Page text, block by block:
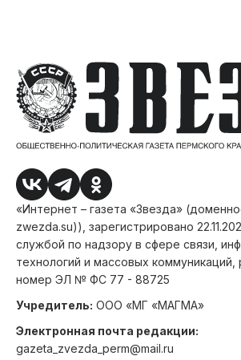
«Интернет – газета «Звезда»
zwezda.su)), зарегистрировано
службой по надзору в сфере связи,
технологий и массовых коммуникаций,
номер ЭЛ № ФС 77 - 88725
Учредитель: ООО «МГ «МАГМА»
Электронная почта редакции:
gazeta_zvezda_perm@mail.ru